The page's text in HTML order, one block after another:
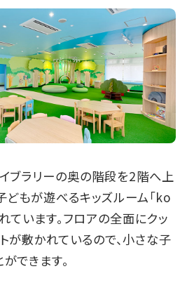
ブラリーの奥の階段を2階へ上
どもが遊べるキッズルーム「ko
います。フロアの全面にクッ
が敷かれているので、小さな子
できます。